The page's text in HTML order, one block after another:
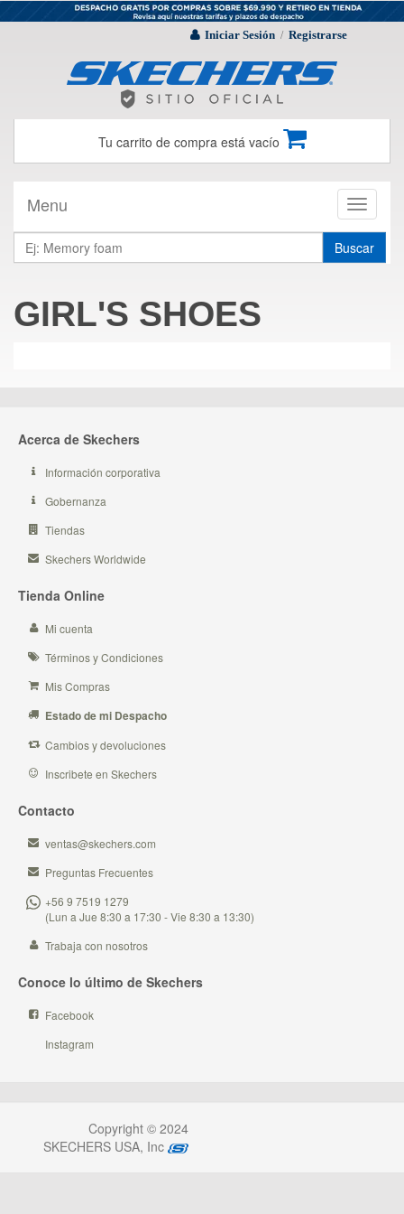
Iniciar Sesión / Registrarse
Tu carrito de compra está vacío
Toggle
Menu
Buscar
GIRL'S SHOES
Acerca de Skechers
Información corporativa
Gobernanza
Tiendas
Skechers Worldwide
Tienda Online
Mi cuenta
Términos y Condiciones
Mis Compras
Estado de mi Despacho
Cambios y devoluciones
Inscribete en Skechers
Contacto
ventas@skechers.com
Preguntas Frecuentes
+56 9 7519 1279
(Lun a Jue 8:30 a 17:30 - Vie 8:30 a 13:30)
Trabaja con nosotros
Conoce lo último de Skechers
Facebook
Instagram
Copyright © 2024
SKECHERS USA, Inc